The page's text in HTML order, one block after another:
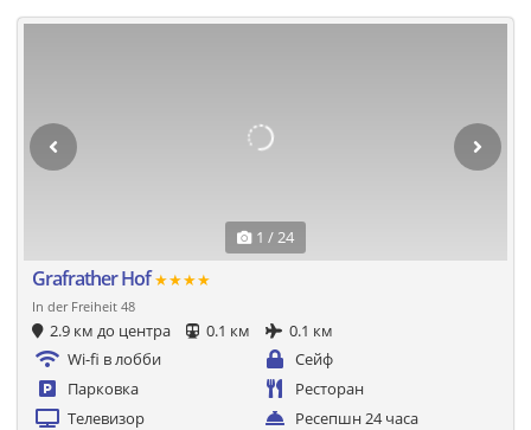
1 / 24
Grafrather Hof★★★★
In der Freiheit 48
2.9 км до центра 0.1 км
0.1 км
Wi-fi в лобби
Сейф
Парковка
Ресторан
Телевизор
Ресепшн 24 часа